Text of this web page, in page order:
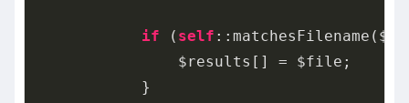
if ( self
                $results[] = $file;
            }